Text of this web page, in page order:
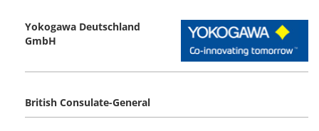
Yokogawa Deutschland
GmbH
British Consulate-General